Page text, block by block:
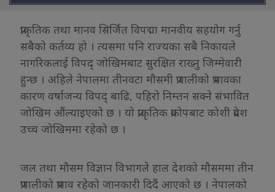
प्राकृतिक तथा मानव सिर्जित विपद्मा मानवीय सहयोग गर्नु
सबैको कर्तव्य हो । त्यसमा पनि राज्यका सबै निकायले
नागरिकलाई विपद् जोखिमबाट सुरक्षित राख्नु जिम्मेवारी
हुन्छ । अहिले नेपालमा तीनवटा मौसमी प्रणालीको प्रभावका
कारण वर्षाजन्य विपद् बाढि, पहिरो निम्तन सक्ने संभावित
जोखिम औंल्याइएको छ । यो प्राकृतिक प्रकोपबाट कोशी प्रदेश
उच्च जोखिममा रहेको छ ।
जल तथा मौसम विज्ञान विभागले हाल देशको मौसममा तीन
प्रणालीको प्रभाव रहेको जानकारी दिदैं आएको छ । नेपालको